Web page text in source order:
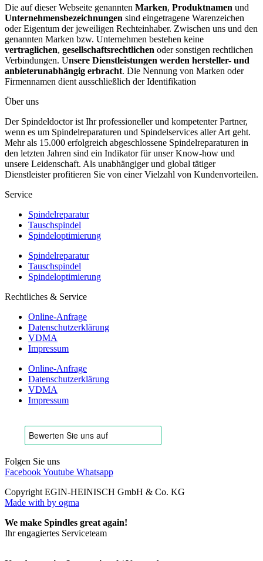
Die auf dieser Webseite genannten Marken, Produktnamen und
Unternehmensbezeichnungen sind eingetragene Warenzeichen
oder Eigentum der jeweiligen Rechteinhaber. Zwischen uns und den
genannten Marken bzw. Unternehmen bestehen keine
vertraglichen, gesellschaftsrechtlichen oder sonstigen rechtlichen
Verbindungen. Unsere Dienstleistungen werden hersteller- und
anbieterunabhängig erbracht. Die Nennung von Marken oder
Firmennamen dient ausschließlich der Identifikation
Über uns
Der Spindeldoctor ist Ihr professioneller und kompetenter Partner,
wenn es um Spindelreparaturen und Spindelservices aller Art geht.
Mehr als 15.000 erfolgreich abgeschlossene Spindelreparaturen in
den letzten Jahren sind ein Indikator für unser Know-how und
unsere Leidenschaft. Als unabhängiger und global tätiger
Dienstleister profitieren Sie von einer Vielzahl von Kundenvorteilen.
Service
Spindelreparatur
Tauschspindel
Spindeloptimierung
Spindelreparatur
Tauschspindel
Spindeloptimierung
Rechtliches & Service
Online-Anfrage
Datenschutzerklärung
VDMA
Impressum
Online-Anfrage
Datenschutzerklärung
VDMA
Impressum
Folgen Sie uns
FacebookYoutube Whatsapp
Copyright EGIN-HEINISCH GmbH & Co. KG
Made with by ogma
We make Spindles great again!
Ihr engagiertes Serviceteam